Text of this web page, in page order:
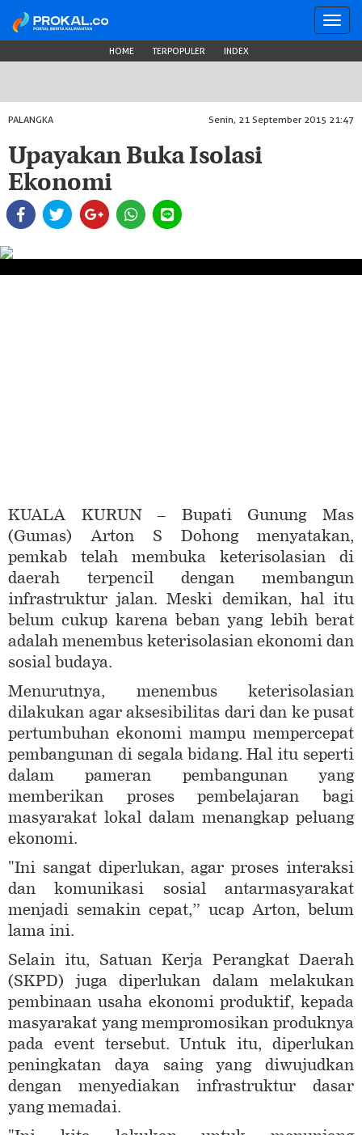
HOME TERPOPULER INDEX
PALANGKA Senin, 21 September 2015 21:47
Upayakan Buka Isolasi
Ekonomi
KUALA KURUN – Bupati Gunung Mas
(Gumas) Arton S Dohong menyatakan,
pemkab telah membuka keterisolasian di
daerah terpencil dengan membangun
infrastruktur jalan. Meski demikan, hal itu
belum cukup karena beban yang lebih berat
adalah menembus keterisolasian ekonomi dan
sosial budaya.
Menurutnya, menembus keterisolasian
dilakukan agar aksesibilitas dari dan ke pusat
pertumbuhan ekonomi mampu mempercepat
pembangunan di segala bidang. Hal itu seperti
dalam pameran pembangunan yang
memberikan proses pembelajaran bagi
masyarakat lokal dalam menangkap peluang
ekonomi.
"Ini sangat diperlukan, agar proses interaksi
dan komunikasi sosial antarmasyarakat
menjadi semakin cepat,” ucap Arton, belum
lama ini.
Selain itu, Satuan Kerja Perangkat Daerah
(SKPD) juga diperlukan dalam melakukan
pembinaan usaha ekonomi produktif, kepada
masyarakat yang mempromosikan produknya
pada event tersebut. Untuk itu, diperlukan
peningkatan daya saing yang diwujudkan
dengan menyediakan infrastruktur dasar
yang memadai.